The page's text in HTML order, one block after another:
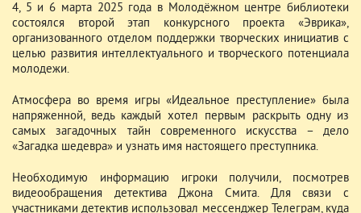
4, 5 и 6 марта 2025 года в Молодёжном центре библиотеки
состоялся второй этап конкурсного проекта «Эврика»,
организованного отделом поддержки творческих инициатив с
целью развития интеллектуального и творческого потенциала
молодежи.
Атмосфера во время игры «Идеальное преступление» была
напряженной, ведь каждый хотел первым раскрыть одну из
самых загадочных тайн современного искусства – дело
«Загадка шедевра» и узнать имя настоящего преступника.
Необходимую информацию игроки получили, посмотрев
видеообращения детектива Джона Смита. Для связи с
участниками детектив использовал мессенджер Телеграм, куда